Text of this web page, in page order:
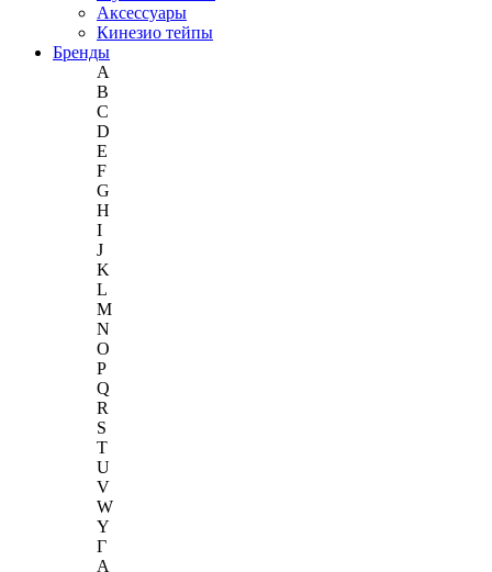
Аксессуары
Кинезио тейпы
Бренды
A
B
C
D
E
F
G
H
I
J
K
L
M
N
O
P
Q
R
S
T
U
V
W
Y
Г
A